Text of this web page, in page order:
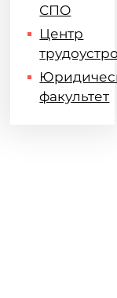
СПО
Центр
факультет